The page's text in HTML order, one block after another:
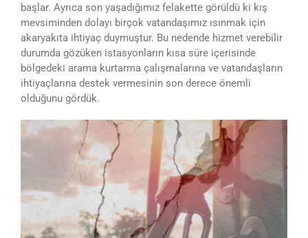
başlar. Ayrıca son yaşadığımız felakette görüldü ki kış
mevsiminden dolayı birçok vatandaşımız ısınmak için
akaryakıta ihtiyaç duymuştur. Bu nedende hizmet verebilir
durumda gözüken istasyonların kısa süre içerisinde
bölgedeki arama kurtarma çalışmalarına ve vatandaşların
ihtiyaçlarına destek vermesinin son derece önemli
olduğunu gördük.